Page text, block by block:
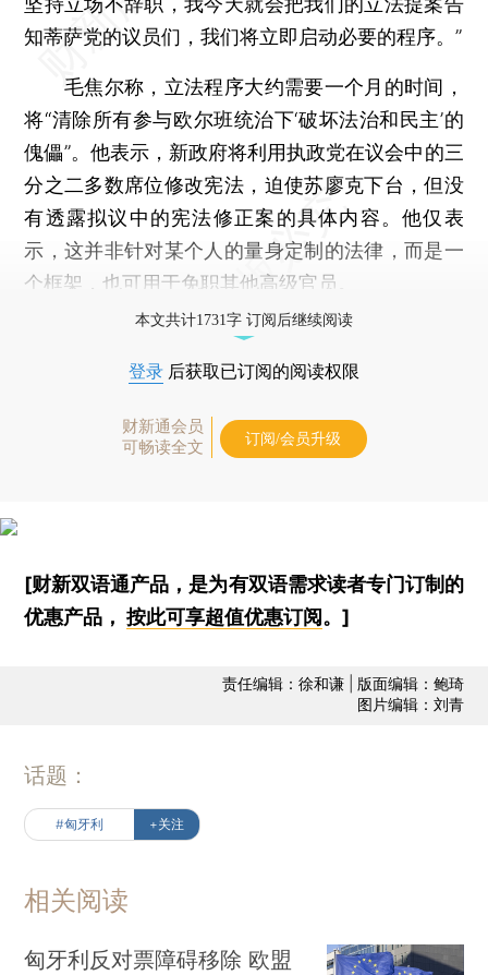
知蒂萨党的议员们，我们将立即启动必要的程序。”
毛焦尔称，立法程序大约需要一个月的时间，
将“清除所有参与欧尔班统治下‘破坏法治和民主’的
傀儡”。他表示，新政府将利用执政党在议会中的三
分之二多数席位修改宪法，迫使苏廖克下台，但没
有透露拟议中的宪法修正案的具体内容。他仅表
示，这并非针对某个人的量身定制的法律，而是一
个框架，也可用于免职其他高级官员。
本文共计1731字 订阅后继续阅读
登录 后获取已订阅的阅读权限
财新通会员
可畅读全文
订阅/会员升级
[财新双语通产品，是为有双语需求读者专门订制的
优惠产品，按此可享超值优惠订阅。]
责任编辑：徐和谦 | 版面编辑：鲍琦
图片编辑：刘青
话题：
#匈牙利 +关注
相关阅读
匈牙利反对票障碍移除 欧盟